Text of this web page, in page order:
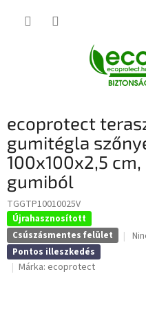
ecoprotect
gumitégla
100x100x2,5
gumiból
TGGTP10010025V
Újrahasznosított
Csúszásmentes felület
Pontos illeszkedés
A
Márka: ecoprotect